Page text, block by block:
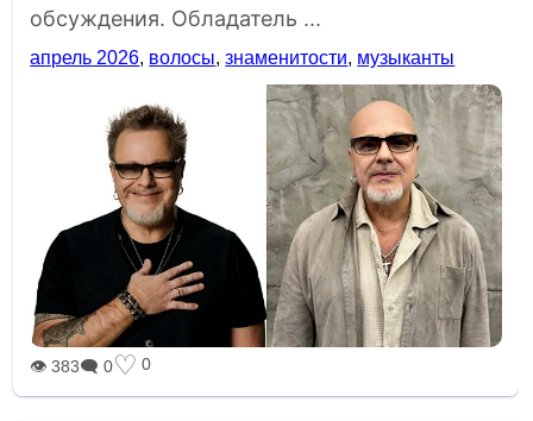
обсуждения. Обладатель ...
апрель 2026, волосы,знаменитости, музыканты
👁 383🗨 0♡ 0